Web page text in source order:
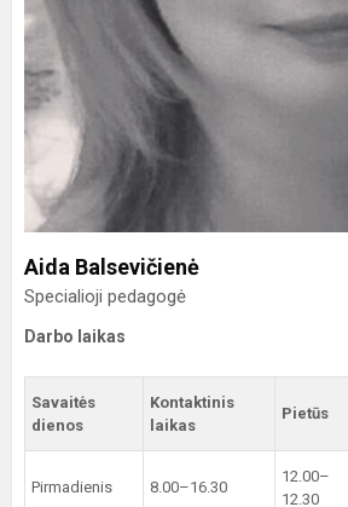
Aida Balsevičienė
Specialioji pedagogė
Darbo laikas
Savaitės
dienos
Kontaktinis
laikas
Pietūs
Pirmadienis 8.00–16.30
12.00–
12.30